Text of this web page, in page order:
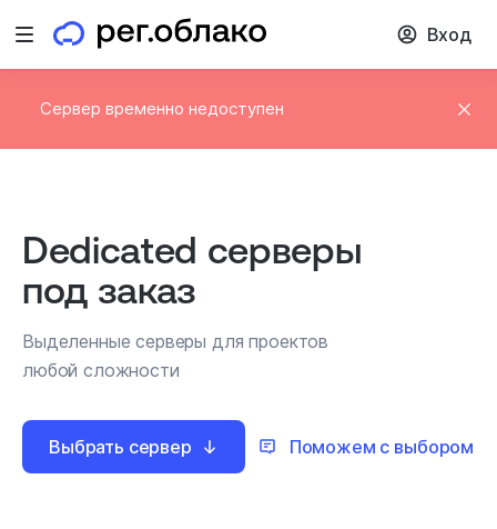
Открыть меню Вход
Сервер временно недоступен
Dedicated серверы
под заказ
Выделенные серверы для проектов
любой сложности
Выбрать сервер Поможем с выбором